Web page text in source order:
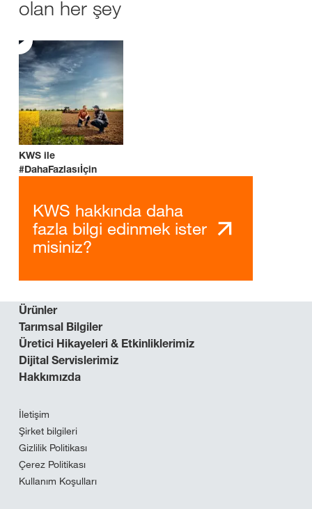
olan her şey
KWS ile
#DahaFazlasıİçin
KWS hakkında daha
fazla bilgi edinmek ister
misiniz?
Ürünler
Tarımsal Bilgiler
Üretici Hikayeleri & Etkinliklerimiz
Dijital Servislerimiz
Hakkımızda
İletişim
Şirket bilgileri
Gizlilik Politikası
Çerez Politikası
Kullanım Koşulları